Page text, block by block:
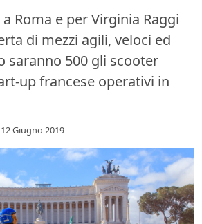
Roma e per Virginia Raggi
di mezzi agili, veloci ed
saranno 500 gli scooter
up francese operativi in
12 Giugno 2019